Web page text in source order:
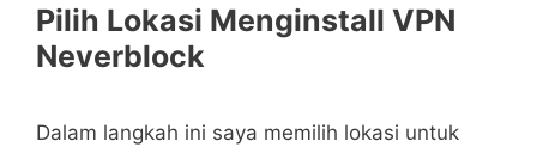
Pilih Lokasi Menginstall VPN
Neverblock
Dalam langkah ini saya memilih lokasi untuk